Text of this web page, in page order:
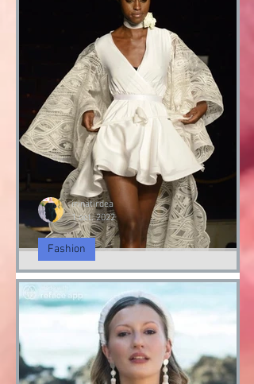
Paris Fashion Week 2022
Paris Fashion Week 2022
Fashion
irinatirdea
1 oct. 2022